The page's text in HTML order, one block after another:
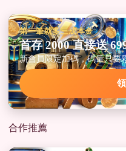
第一筆就多三成本金
首存 2000 直接送
新會員限定加碼，碼量只要
合作推薦